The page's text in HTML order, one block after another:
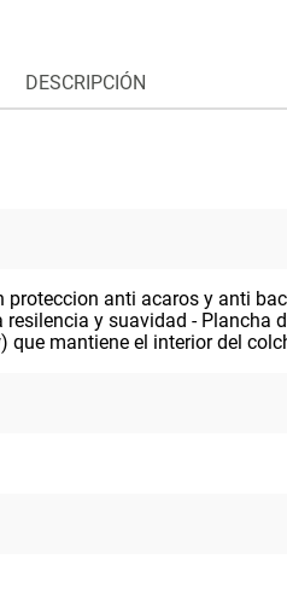
DESCRIPCIÓN
proteccion anti acaros y anti
y suavidad - Plancha
que mantiene el interior del